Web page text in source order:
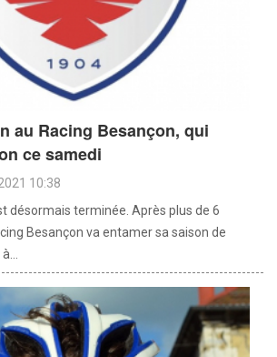
au Racing Besançon, qui
ce samedi
10:38
désormais terminée. Après plus de 6
Besançon va entamer sa saison de